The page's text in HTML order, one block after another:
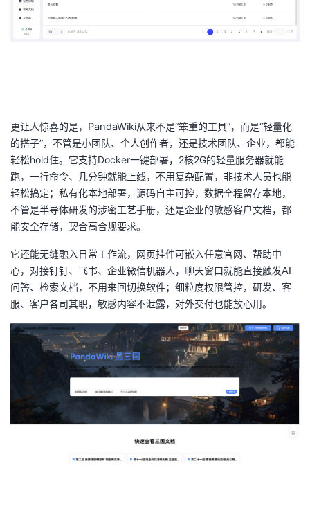
更让人惊喜的是， PandaWiki从来不是“笨重的工具”，而是“轻量化
的搭子”，不管是小团队、个人创作者，还是技术团队、企业，都能
轻松hold住。它支持Docker一键部署， 2核2G的轻量服务器就能
跑，一行命令、几分钟就能上线，不用复杂配置，非技术人员也能
轻松搞定；私有化本地部署，源码自主可控，数据全程留存本地，
不管是半导体研发的涉密工艺手册，还是企业的敏感客户文档，都
能安全存储，契合高合规要求。
它还能无缝融入日常工作流，网页挂件可嵌入任意官网、帮助中
心，对接钉钉、飞书、企业微信机器人，聊天窗口就能直接触发AI
问答、检索文档，不用来回切换软件；细粒度权限管控，研发、客
服、客户各司其职，敏感内容不泄露，对外交付也能放心用。